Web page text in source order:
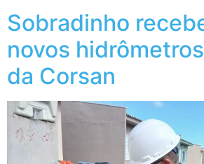
Sobradinho
novos
da Corsan